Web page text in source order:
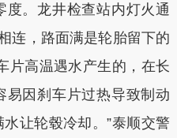
。龙井检查站内灯火通
连，路面满是轮胎留下的
片高温遇水产生的，在长
易因刹车片过热导致制动
让轮毂冷却。”泰顺交警